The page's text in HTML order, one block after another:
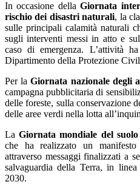
In occasione dellaGiornata
rischio dei disastri naturali, la
sulle principali calamità naturali
sugli interventi messi in atto e
caso di emergenza. L’attività
Dipartimento della Protezione
Per laGiornata nazionale degli
campagna pubblicitaria di
delle foreste, sulla conservazione
delle aree verdi nella lotta
LaGiornata mondiale del suolo
che ha realizzato un
attraverso messaggi finalizzati a
salvaguardia della Terra, in
2030.